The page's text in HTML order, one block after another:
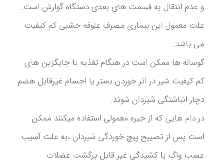
و عدم انتقال به قسمت های بعدی دستگاه گوارش است.
علت معمول این بیماری مصرف علوفه خشبی کم کیفیت
می باشد.
گوساله ها ممکن است در هنگام تغذیه با جایگزین های
کم کیفیت شیر در اثر خوردن بستر یا اجسام غیرقابل هضم
دچار انباشتگی شیردان شوند.
در دام هایی که از جیره معمولی استفاده میکنند ممکن
است پس از تصییح پیچ خوردگی شیردان ،به علت آسیب
عصب واگ یا کشیدگی غیر قابل برگشت عضلات